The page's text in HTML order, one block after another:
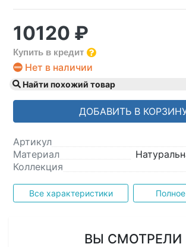
10120 ₽
Купить в кредит
Нет в наличии
Найти похожий товар
ДОБАВИТЬ В
Артикул
Материал
Коллекция
Все характеристики
ВЫ СМОТРЕЛИ